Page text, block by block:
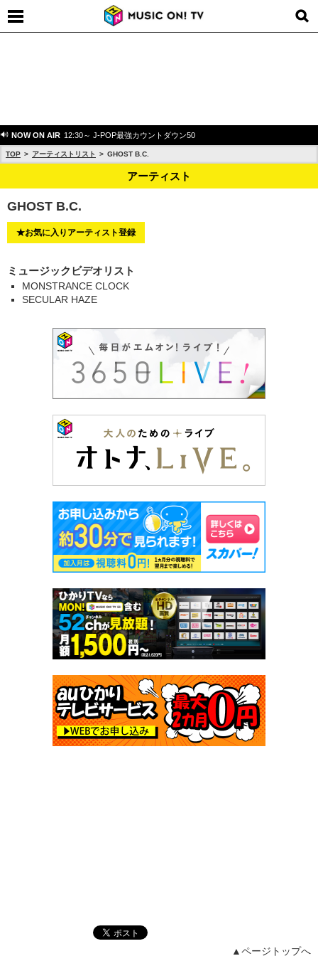
NOW ON AIR 12:30～ J-POP最強カウントダウン50
TOP アーティストリスト GHOST B.C.
アーティスト
GHOST B.C.
★お気に入りアーティスト登録
ミュージックビデオリスト
MONSTRANCE CLOCK
SECULAR HAZE
▲ページトップへ